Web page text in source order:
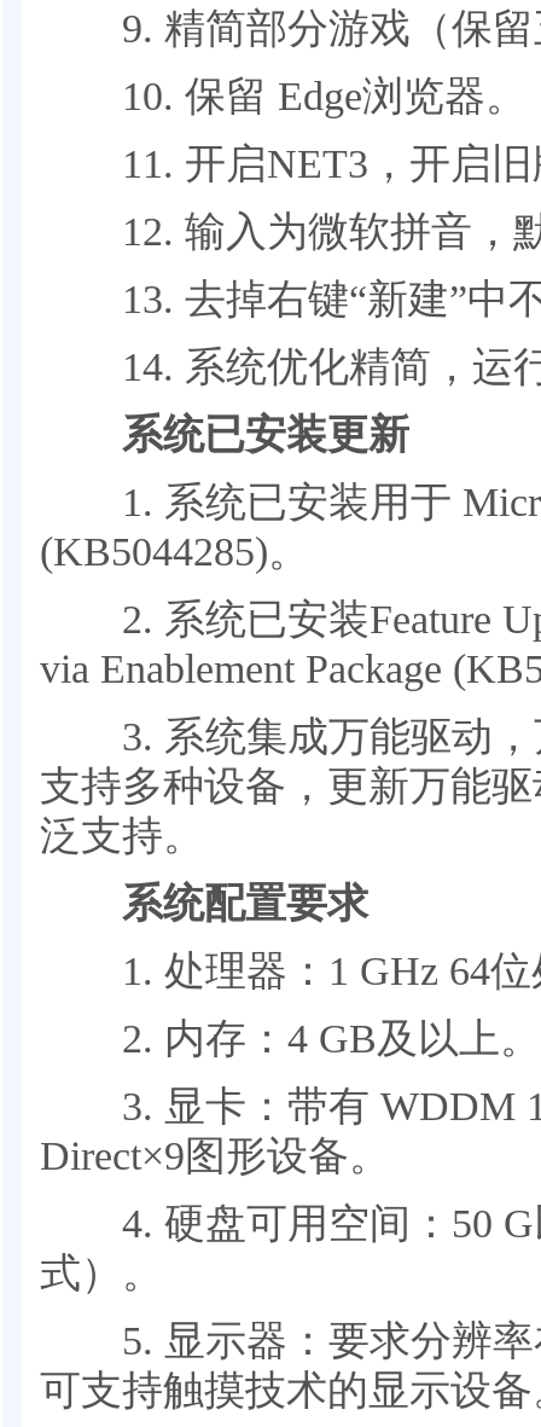
9. 精简部分游戏（保留
10. 保留 Edge浏览器。
11. 开启NET3，开启旧
12. 输入为微软拼音，
13. 去掉右键“新建”中
14. 系统优化精简，运
系统已安装更新
1. 系统已安装用于
(KB5044285)。
2. 系统已安装Feature
via Enablement Package
3. 系统集成万能驱动，
支持多种设备，更新万能
泛支持。
系统配置要求
1. 处理器：1 GHz 64位
2. 内存：4 GB及以上。
3. 显卡：带有 WDDM
Direct×9图形设备。
4. 硬盘可用空间：50 G
式）。
5. 显示器：要求分辨率
可支持触摸技术的显示设